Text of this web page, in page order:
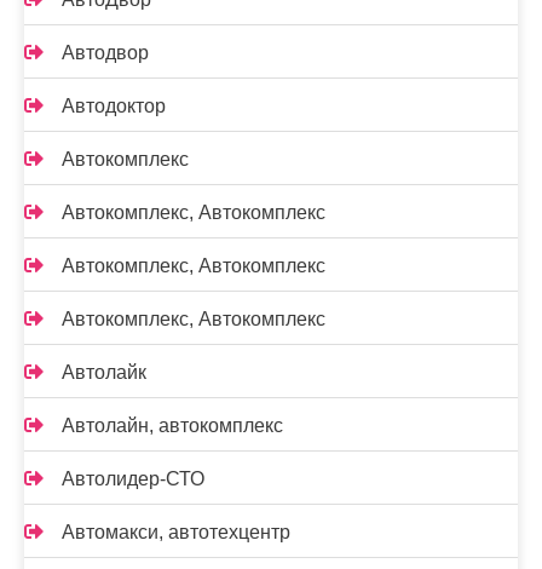
Автодвор
Автодоктор
Автокомплекс
Автокомплекс, Автокомплекс
Автокомплекс, Автокомплекс
Автокомплекс, Автокомплекс
Автолайк
Автолайн, автокомплекс
Автолидер-СТО
Автомакси, автотехцентр